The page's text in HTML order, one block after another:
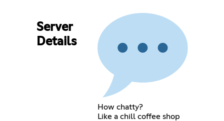
Server
Details
How chatty?
Like a chill coffee shop